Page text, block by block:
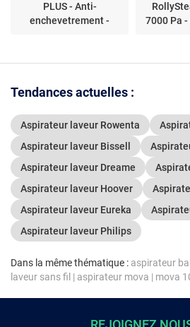
PLUS - Anti-
enchevetrement -
7000 Pa
Tendances actuelles :
Aspirateur laveur Rowenta
Aspirateur laveur Bissell
Aspirateur laveur Dreame
Aspirateur laveur Hoover
Aspirateur laveur Eureka
Aspirateur laveur Philips
Dans la même thématique : aspirateur
laveur sans fil | aspirateur mova | mova